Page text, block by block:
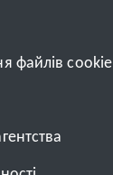
файлів cookie